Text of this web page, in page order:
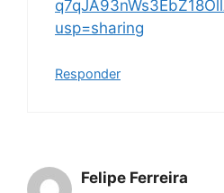
usp=sharing
Responder
Felipe Ferreira